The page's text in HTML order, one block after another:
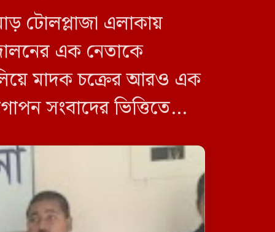
জুলাই স্মৃতি জাদুঘরকে কোনো
দলের ইতিহাস নয়, জাতীয় ইতিহাস
থাকতে হবে: নাহিদ ইসলাম
টোলপ্লাজা এলাকায়
এক নেতাকে
মাদক চক্রের আরও এক
সংবাদের ভিত্তিতে